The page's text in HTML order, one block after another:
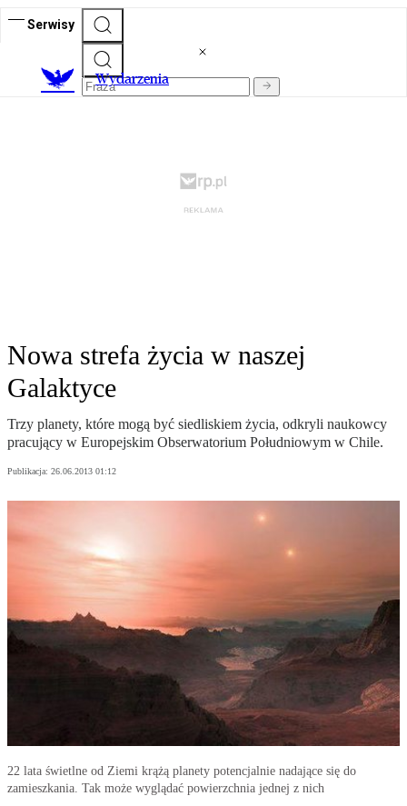
Serwisy
Wydarzenia
Nowa strefa życia w naszej
Galaktyce
Trzy planety, które mogą być siedliskiem życia, odkryli naukowcy
pracujący w Europejskim Obserwatorium Południowym w Chile.
Publikacja: 26.06.2013 01:12
22 lata świetlne od Ziemi krążą planety potencjalnie nadające się do
zamieszkania. Tak może wyglądać powierzchnia jednej z nich